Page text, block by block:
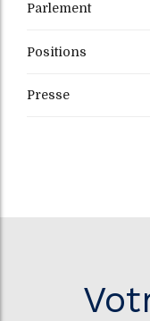
Parlement
Positions
Presse